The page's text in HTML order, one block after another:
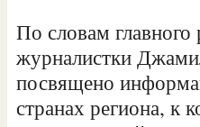
По словам
журналистки
посвящено
странах региона, к